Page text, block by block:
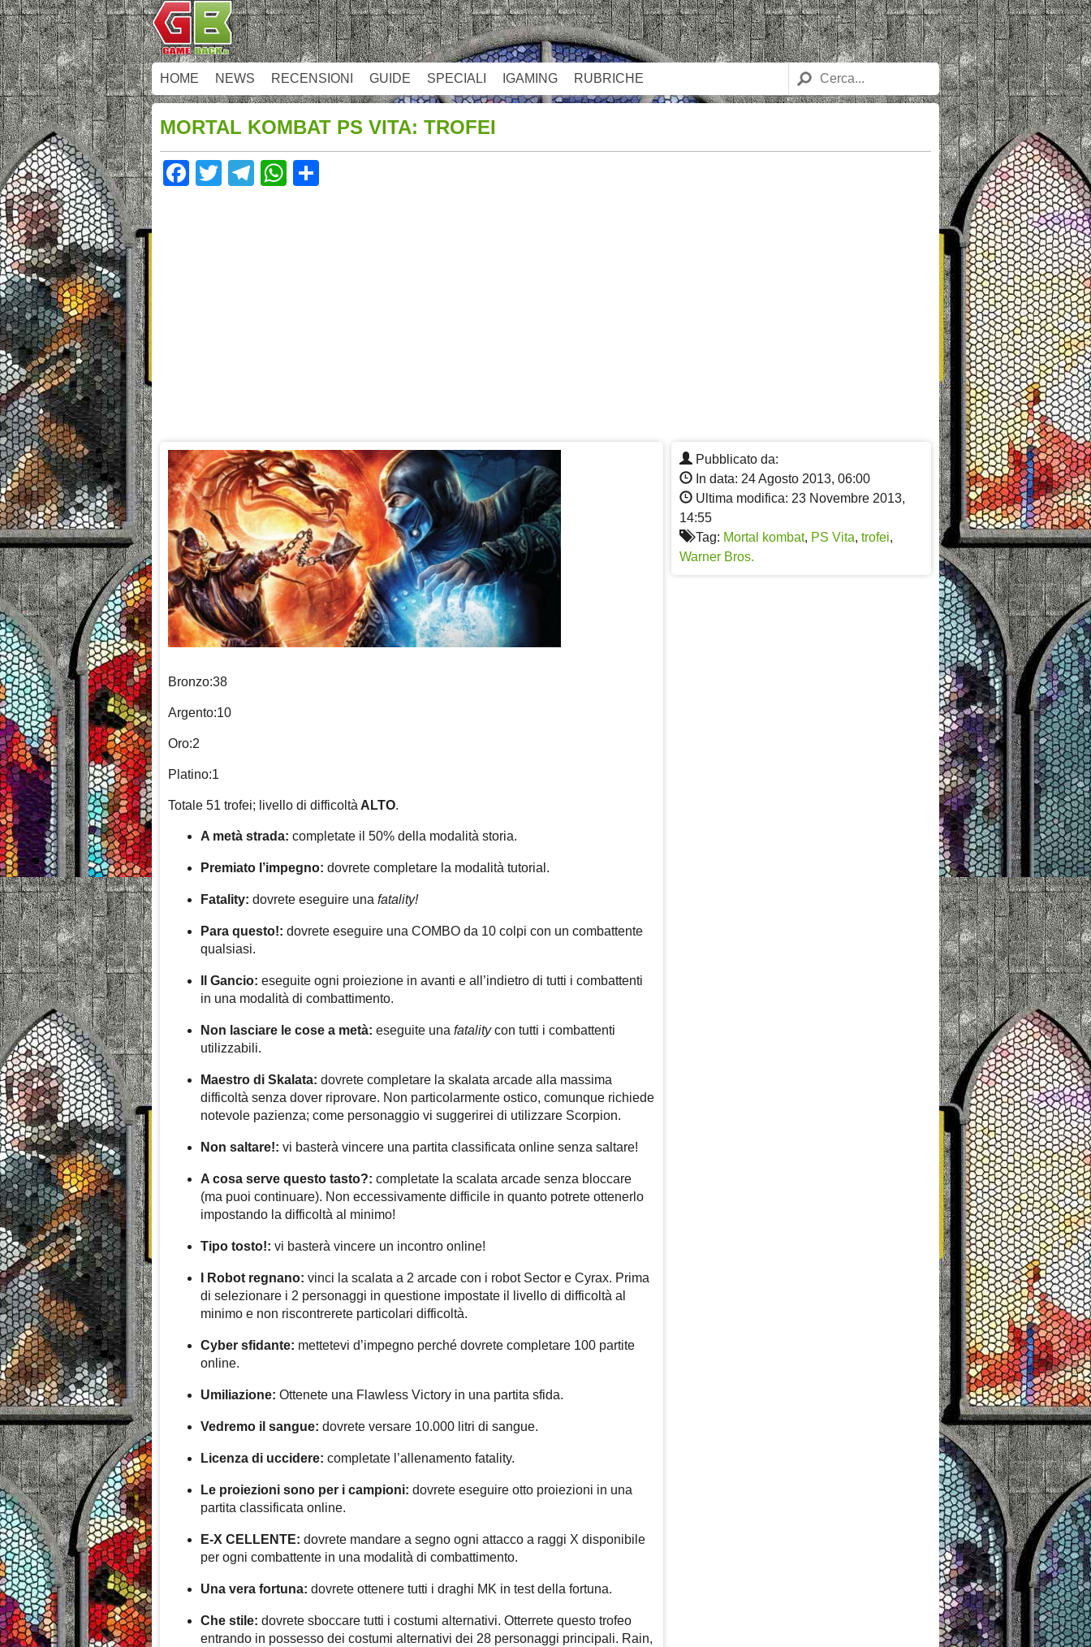
HOME NEWS RECENSIONI GUIDE SPECIALI IGAMING RUBRICHE
MORTAL KOMBAT PS VITA: TROFEI
Facebook
TwitterTelegram
WhatsApp
Pubblicato da:
In data: 24 Agosto 2013, 06:00
Ultima modifica: 23 Novembre 2013,
14:55
Tag: Mortal kombat, PS Vita, trofei,
Warner Bros.
Bronzo:38
Argento:10
Oro:2
Platino:1
Totale 51 trofei; livello di difficoltà ALTO.
A metà strada: completate il 50% della modalità storia.
Premiato l’impegno: dovrete completare la modalità tutorial.
Fatality: dovrete eseguire una fatality!
Para questo!: dovrete eseguire una COMBO da 10 colpi con un combattente
qualsiasi.
Il Gancio: eseguite ogni proiezione in avanti e all’indietro di tutti i combattenti
in una modalità di combattimento.
Non lasciare le cose a metà: eseguite una fatalitycon tutti i combattenti
utilizzabili.
Maestro di Skalata: dovrete completare la skalata arcade alla massima
difficoltà senza dover riprovare. Non particolarmente ostico, comunque richiede
notevole pazienza; come personaggio vi suggerirei di utilizzare Scorpion.
Non saltare!: vi basterà vincere una partita classificata online senza saltare!
A cosa serve questo tasto?: completate la scalata arcade senza bloccare
(ma puoi continuare). Non eccessivamente difficile in quanto potrete ottenerlo
impostando la difficoltà al minimo!
Tipo tosto!: vi basterà vincere un incontro online!
I Robot regnano: vinci la scalata a 2 arcade con i robot Sector e Cyrax. Prima
di selezionare i 2 personaggi in questione impostate il livello di difficoltà al
minimo e non riscontrerete particolari difficoltà.
Cyber sfidante: mettetevi d’impegno perché dovrete completare 100 partite
online.
Umiliazione: Ottenete una Flawless Victory in una partita sfida.
Vedremo il sangue: dovrete versare 10.000 litri di sangue.
Licenza di uccidere: completate l’allenamento fatality.
Le proiezioni sono per i campioni: dovrete eseguire otto proiezioni in una
partita classificata online.
E-X CELLENTE: dovrete mandare a segno ogni attacco a raggi X disponibile
per ogni combattente in una modalità di combattimento.
Una vera fortuna: dovrete ottenere tutti i draghi MK in test della fortuna.
Che stile: dovrete sboccare tutti i costumi alternativi. Otterrete questo trofeo
entrando in possesso dei costumi alternativi dei 28 personaggi principali. Rain,